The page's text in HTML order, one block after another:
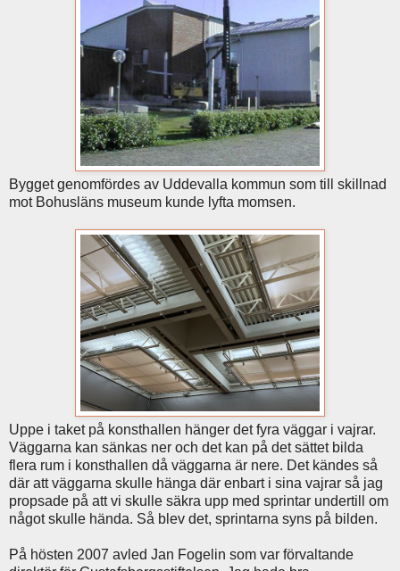
Bygget genomfördes av Uddevalla kommun som till skillnad
mot Bohusläns museum kunde lyfta momsen.
Uppe i taket på konsthallen hänger det fyra väggar i vajrar.
Väggarna kan sänkas ner och det kan på det sättet bilda
flera rum i konsthallen då väggarna är nere. Det kändes så
där att väggarna skulle hänga där enbart i sina vajrar så jag
propsade på att vi skulle säkra upp med sprintar undertill om
något skulle hända. Så blev det, sprintarna syns på bilden.
På hösten 2007 avled Jan Fogelin som var förvaltande